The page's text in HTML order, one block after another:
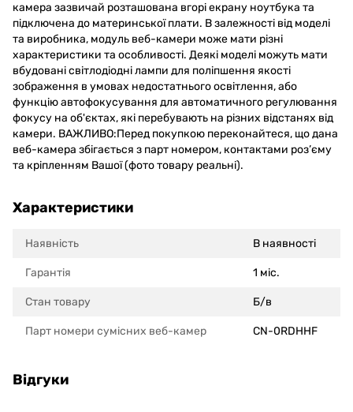
камера зазвичай розташована вгорі екрану ноутбука та
підключена до материнської плати. В залежності від моделі
та виробника, модуль веб-камери може мати різні
характеристики та особливості. Деякі моделі можуть мати
вбудовані світлодіодні лампи для поліпшення якості
зображення в умовах недостатнього освітлення, або
функцію автофокусування для автоматичного регулювання
фокусу на об'єктах, які перебувають на різних відстанях від
камери. ВАЖЛИВО:Перед покупкою переконайтеся, що дана
веб-камера збігається з парт номером, контактами роз’єму
та кріпленням Вашої (фото товару реальні).
Характеристики
Наявність В наявності
Гарантія 1 міс.
Стан товару Б/в
Парт номери сумісних веб-камер CN-0RDHHF
Відгуки